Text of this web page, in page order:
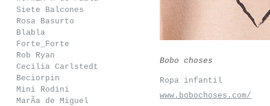
Siete Balcones
Rosa Basurto
Blabla
Forte_Forte
Rob Ryan
Cecilia Carlstedt
Beciorpin
Mini Rodini
MarÃ­a de Miguel
Bobo choses
Ropa infantil
www.bobochoses.com/